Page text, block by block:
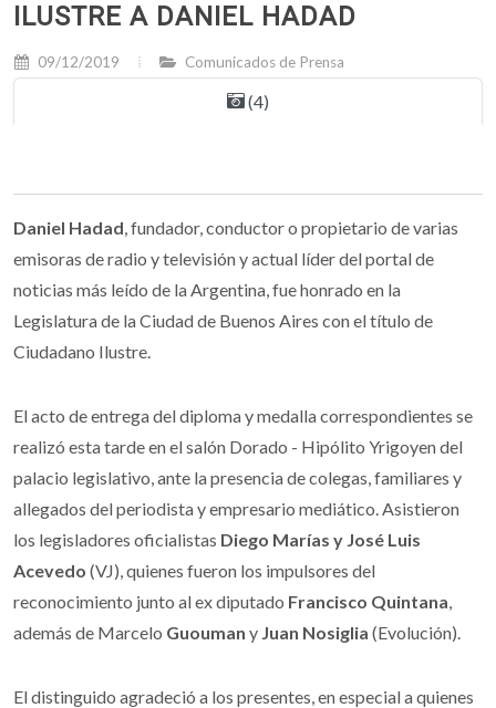
ILUSTRE A DANIEL HADAD
09/12/2019 Comunicados de Prensa
(4)
Daniel Hadad, fundador, conductor o propietario de varias
emisoras de radio y televisión y actual líder del portal de
noticias más leído de la Argentina, fue honrado en la
Legislatura de la Ciudad de Buenos Aires con el título de
Ciudadano Ilustre.
El acto de entrega del diploma y medalla correspondientes se
realizó esta tarde en el salón Dorado - Hipólito Yrigoyen del
palacio legislativo, ante la presencia de colegas, familiares y
allegados del periodista y empresario mediático. Asistieron
los legisladores oficialistas Diego Marías y José Luis
Acevedo (VJ), quienes fueron los impulsores del
reconocimiento junto al ex diputado Francisco Quintana,
además de Marcelo Guouman y Juan Nosiglia (Evolución).
El distinguido agradeció a los presentes, en especial a quienes